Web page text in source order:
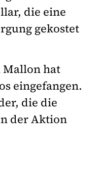
die eine
gekostet
Mallon hat
eingefangen.
die die
der Aktion